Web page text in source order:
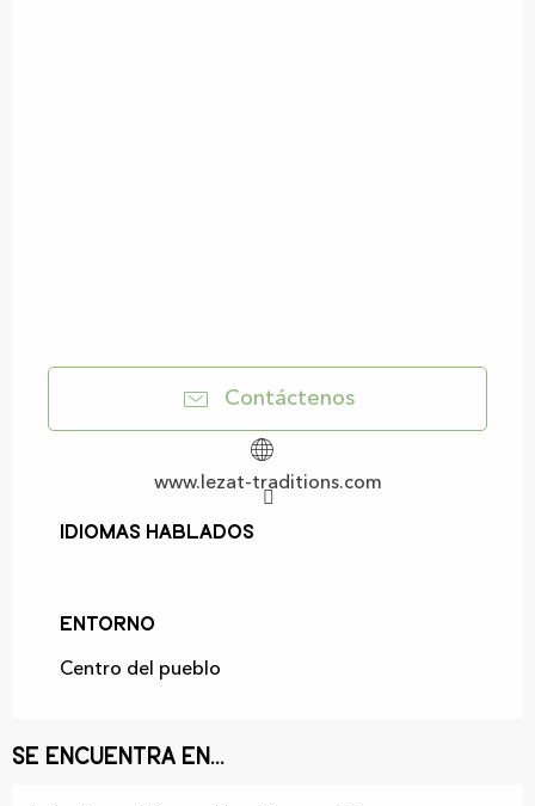
Contáctenos
www.lezat-traditions.com
Idiomas hablados
Idiomas hablados
Entorno
Entorno
Centro del pueblo
Se encuentra en...